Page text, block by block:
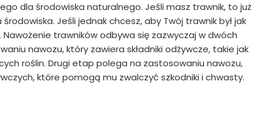
dla środowiska naturalnego. Jeśli masz trawnik, to już
Jeśli jednak chcesz, aby Twój trawnik był jak
trawników odbywa się zazwyczaj w dwóch
nawozu, który zawiera składniki odżywcze, takie jak
roślin. Drugi etap polega na zastosowaniu nawozu,
które pomogą mu zwalczyć szkodniki i chwasty.